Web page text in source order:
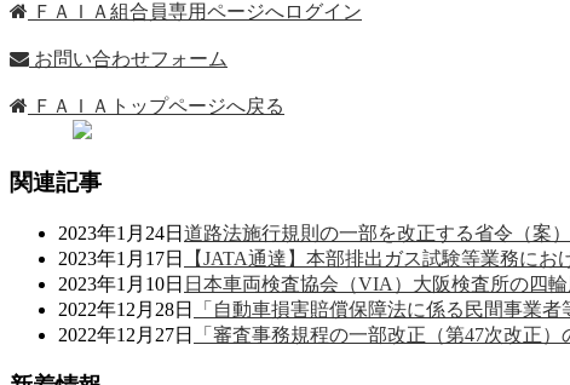
ＦＡＩＡ組合員専用ページへログイン
お問い合わせフォーム
ＦＡＩＡトップページへ戻る
関連記事
2023年1月24日 道路法施行規則の一部を改正する省令（案
2023年1月17日
【JATA通達】本部排出ガス試験等業務に
2023年1月10日 日本車両検査協会（VIA）大阪検査所の四
2022年12月28日
「自動車損害賠償保障法に係る民間事業
2022年12月27日
「審査事務規程の一部改正（第47次改正